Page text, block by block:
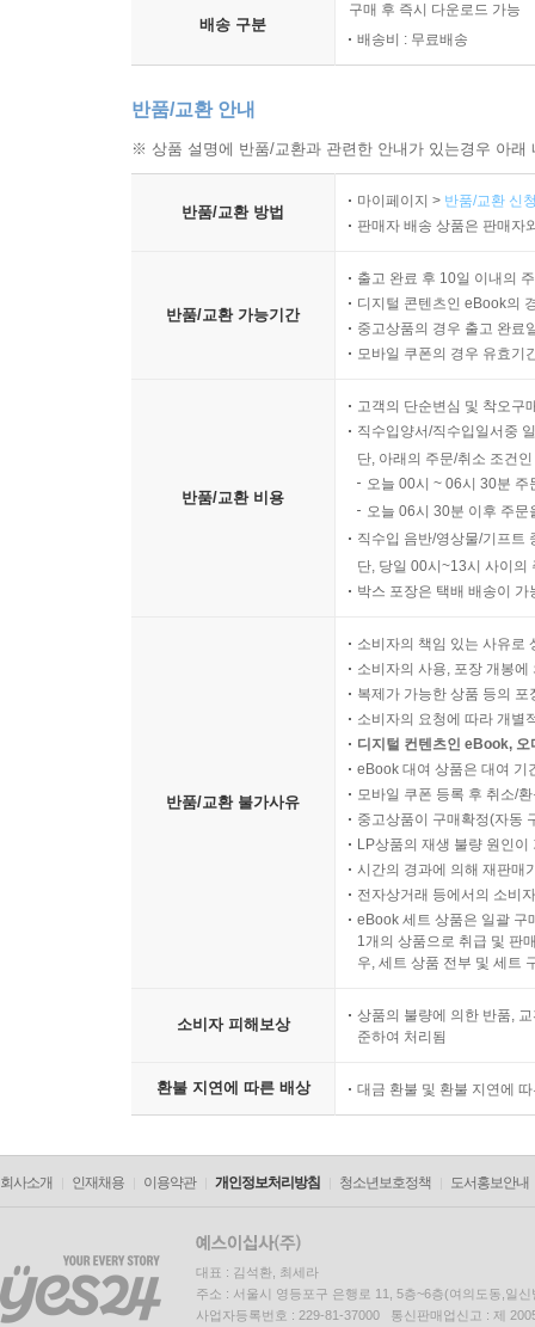
배송 구분
구매 후 즉시 다운로드 가능
배송비 : 무료배송
반품/교환 안내
※ 상품 설명에 반품/교환과 관련한 안내가 있는경우 아
반품/교환 방법
마이페이지 > 반품/교환 신
판매자 배송 상품은 판매자
반품/교환 가능기간
출고 완료 후 10일 이내의
디지털 콘텐츠인 eBook의
중고상품의 경우 출고 완료
모바일 쿠폰의 경우 유효기
반품/교환 비용
고객의 단순변심 및 착오구
직수입양서/직수입일서중
단, 아래의 주문/취소 조건
오늘 00시 ~ 06시 30분
오늘 06시 30분 이후 주
직수입 음반/영상물/기프트
단, 당일 00시~13시 사이의
박스 포장은 택배 배송이
반품/교환 불가사유
소비자의 책임 있는 사유로
소비자의 사용, 포장 개봉
복제가 가능한 상품 등의
소비자의 요청에 따라 개별
디지털 컨텐츠인 eBook,
eBook 대여 상품은 대여 기
모바일 쿠폰 등록 후 취소/
중고상품이 구매확정(자동
LP상품의 재생 불량 원인
시간의 경과에 의해 재판매
전자상거래 등에서의 소비
eBook 세트 상품은 일괄 구
1개의 상품으로 취급 및 판
우, 세트 상품 전부 및 세트
소비자 피해보상
상품의 불량에 의한 반품,
준하여 처리됨
환불 지연에 따른 배상 대금 환불 및 환불 지연에
회사소개 인재채용 이용약관 개인정보처리방침 청소년보호정책 도서홍보안내
대표 : 김석환, 최세라
주소 : 서울시 영등포구 은행로 11, 5층~6층(여의도동,일신
사업자등록번호 : 229-81-37000 통신판매업신고 : 제